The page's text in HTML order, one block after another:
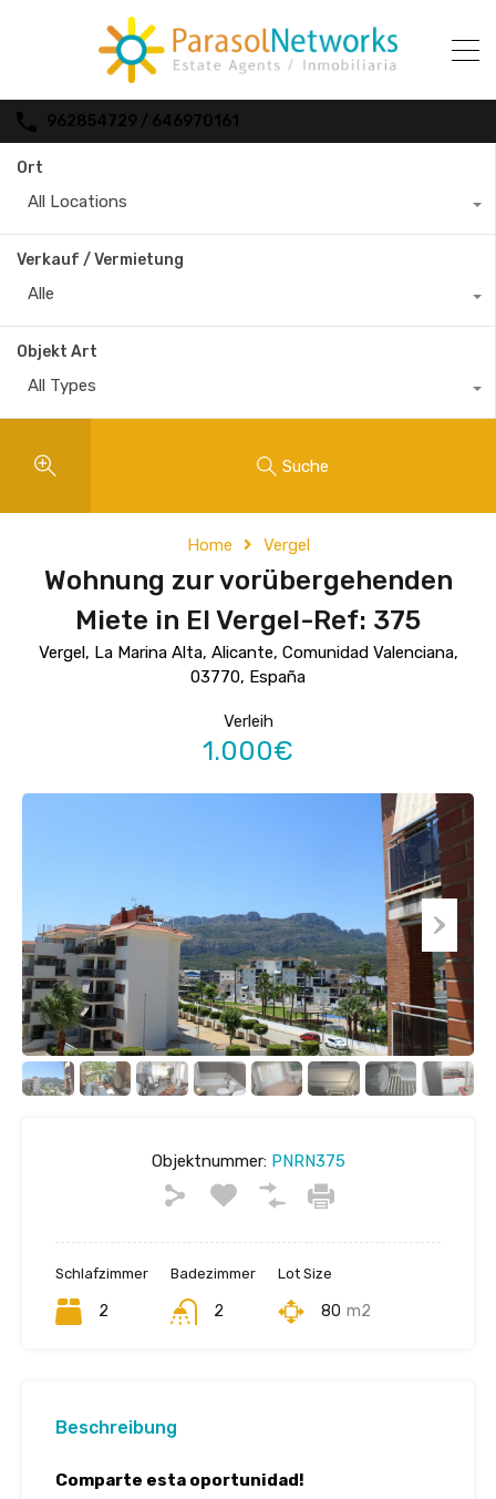
962854729 / 646970161
Ort
All Locations
Verkauf / Vermietung
Alle
Objekt Art
All Types
Suche
Home Vergel
Wohnung zur vorübergehenden
Miete in El Vergel-Ref: 375
Vergel, La Marina Alta, Alicante, Comunidad Valenciana,
03770, España
Verleih
1.000€
Objektnummer:PNRN375
Schlafzimmer
2
Badezimmer
2
Lot Size
80 m2
Beschreibung
Comparte esta oportunidad!